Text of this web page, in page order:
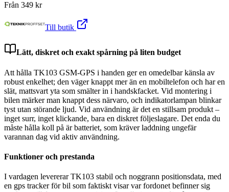
Från 349 kr
Till butik
Lätt, diskret och exakt spårning på liten budget
Att hålla TK103 GSM-GPS i handen ger en omedelbar känsla av
robust enkelhet; den väger knappt mer än en mobiltelefon och har en
slät, mattsvart yta som smälter in i handskfacket. Vid montering i
bilen märker man knappt dess närvaro, och indikatorlampan blinkar
tyst utan störande ljud. Vid användning är det en stillsam produkt –
inget surr, inget klickande, bara en diskret följeslagare. Det enda du
måste hålla koll på är batteriet, som kräver laddning ungefär
varannan dag vid aktiv användning.
Funktioner och prestanda
I vardagen levererar TK103 stabil och noggrann positionsdata, med
en gps tracker för bil som faktiskt visar var fordonet befinner sig